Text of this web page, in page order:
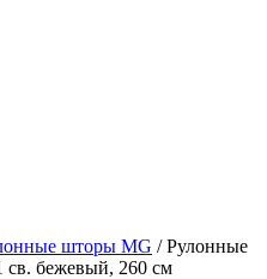
шторы MG / Рулонные
бежевый, 260 см